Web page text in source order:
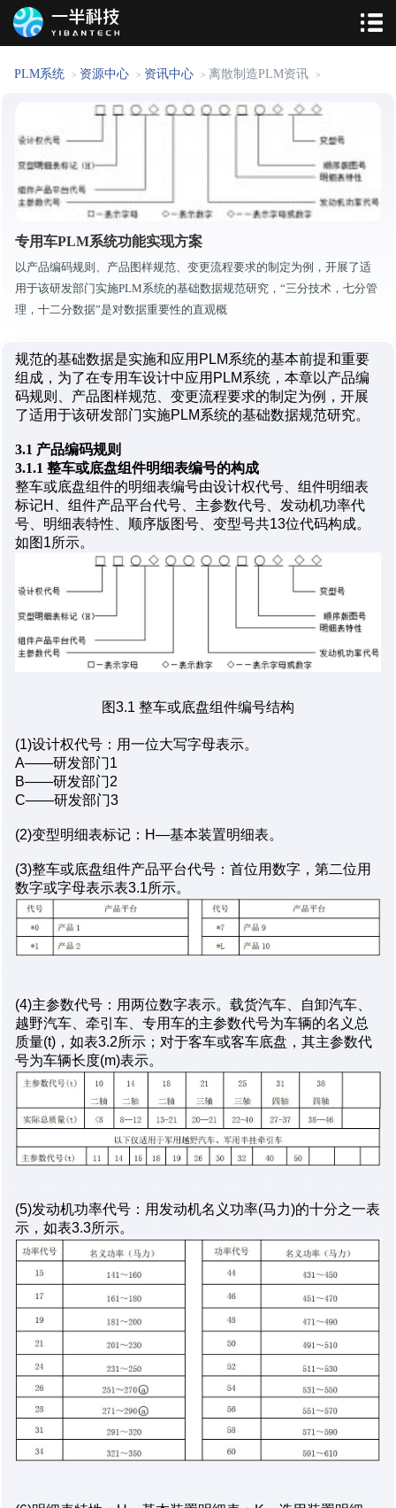
PLM系统 > 资源中心 > 资讯中心 > 离散制造PLM资讯 >
专用车PLM系统功能实现方案
以产品编码规则、产品图样规范、变更流程要求的制定为例，开展了适
用于该研发部门实施PLM系统的基础数据规范研究，“三分技术，七分管
理，十二分数据”是对数据重要性的直观概
规范的基础数据是实施和应用PLM系统的基本前提和重要
组成，为了在专用车设计中应用PLM系统，本章以产品编
码规则、产品图样规范、变更流程要求的制定为例，开展
了适用于该研发部门实施PLM系统的基础数据规范研究。
3.1 产品编码规则
3.1.1 整车或底盘组件明细表编号的构成
整车或底盘组件的明细表编号由设计权代号、组件明细表
标记H、组件产品平台代号、主参数代号、发动机功率代
号、明细表特性、顺序版图号、变型号共13位代码构成。
如图1所示。
图3.1 整车或底盘组件编号结构
(1)设计权代号：用一位大写字母表示。
A——研发部门1
B——研发部门2
C——研发部门3
(2)变型明细表标记：H—基本装置明细表。
(3)整车或底盘组件产品平台代号：首位用数字，第二位用
数字或字母表示表3.1所示。
(4)主参数代号：用两位数字表示。载货汽车、自卸汽车、
越野汽车、牵引车、专用车的主参数代号为车辆的名义总
质量(t)，如表3.2所示；对于客车或客车底盘，其主参数代
号为车辆长度(m)表示。
(5)发动机功率代号：用发动机名义功率(马力)的十分之一表
示，如表3.3所示。